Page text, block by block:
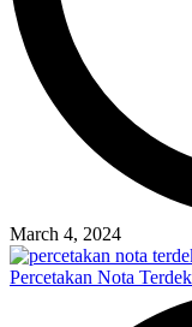
March 4, 2024
Percetakan Nota